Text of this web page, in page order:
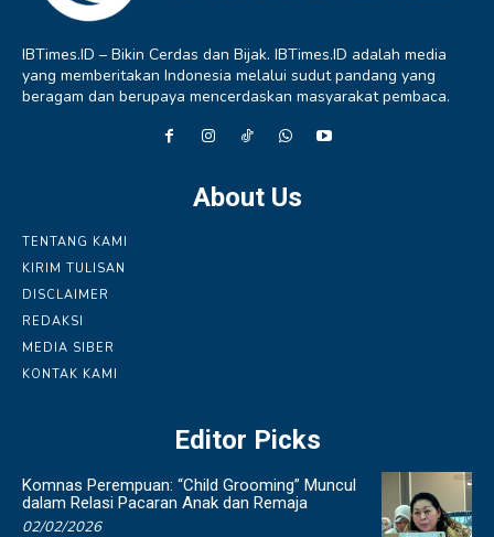
IBTimes.ID – Bikin Cerdas dan Bijak. IBTimes.ID adalah media
yang memberitakan Indonesia melalui sudut pandang yang
beragam dan berupaya mencerdaskan masyarakat pembaca.
About Us
TENTANG KAMI
KIRIM TULISAN
DISCLAIMER
REDAKSI
MEDIA SIBER
KONTAK KAMI
Editor Picks
Komnas Perempuan: “Child Grooming” Muncul
dalam Relasi Pacaran Anak dan Remaja
02/02/2026